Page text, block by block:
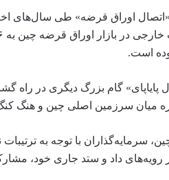
پایاپای» گام بزرگ دیگری در
بهره میان سرزمین اصلی چین و
سرمایه‌گذاران با توجه به ترتیبات
رویه‌های داد و ستد جاری خود،